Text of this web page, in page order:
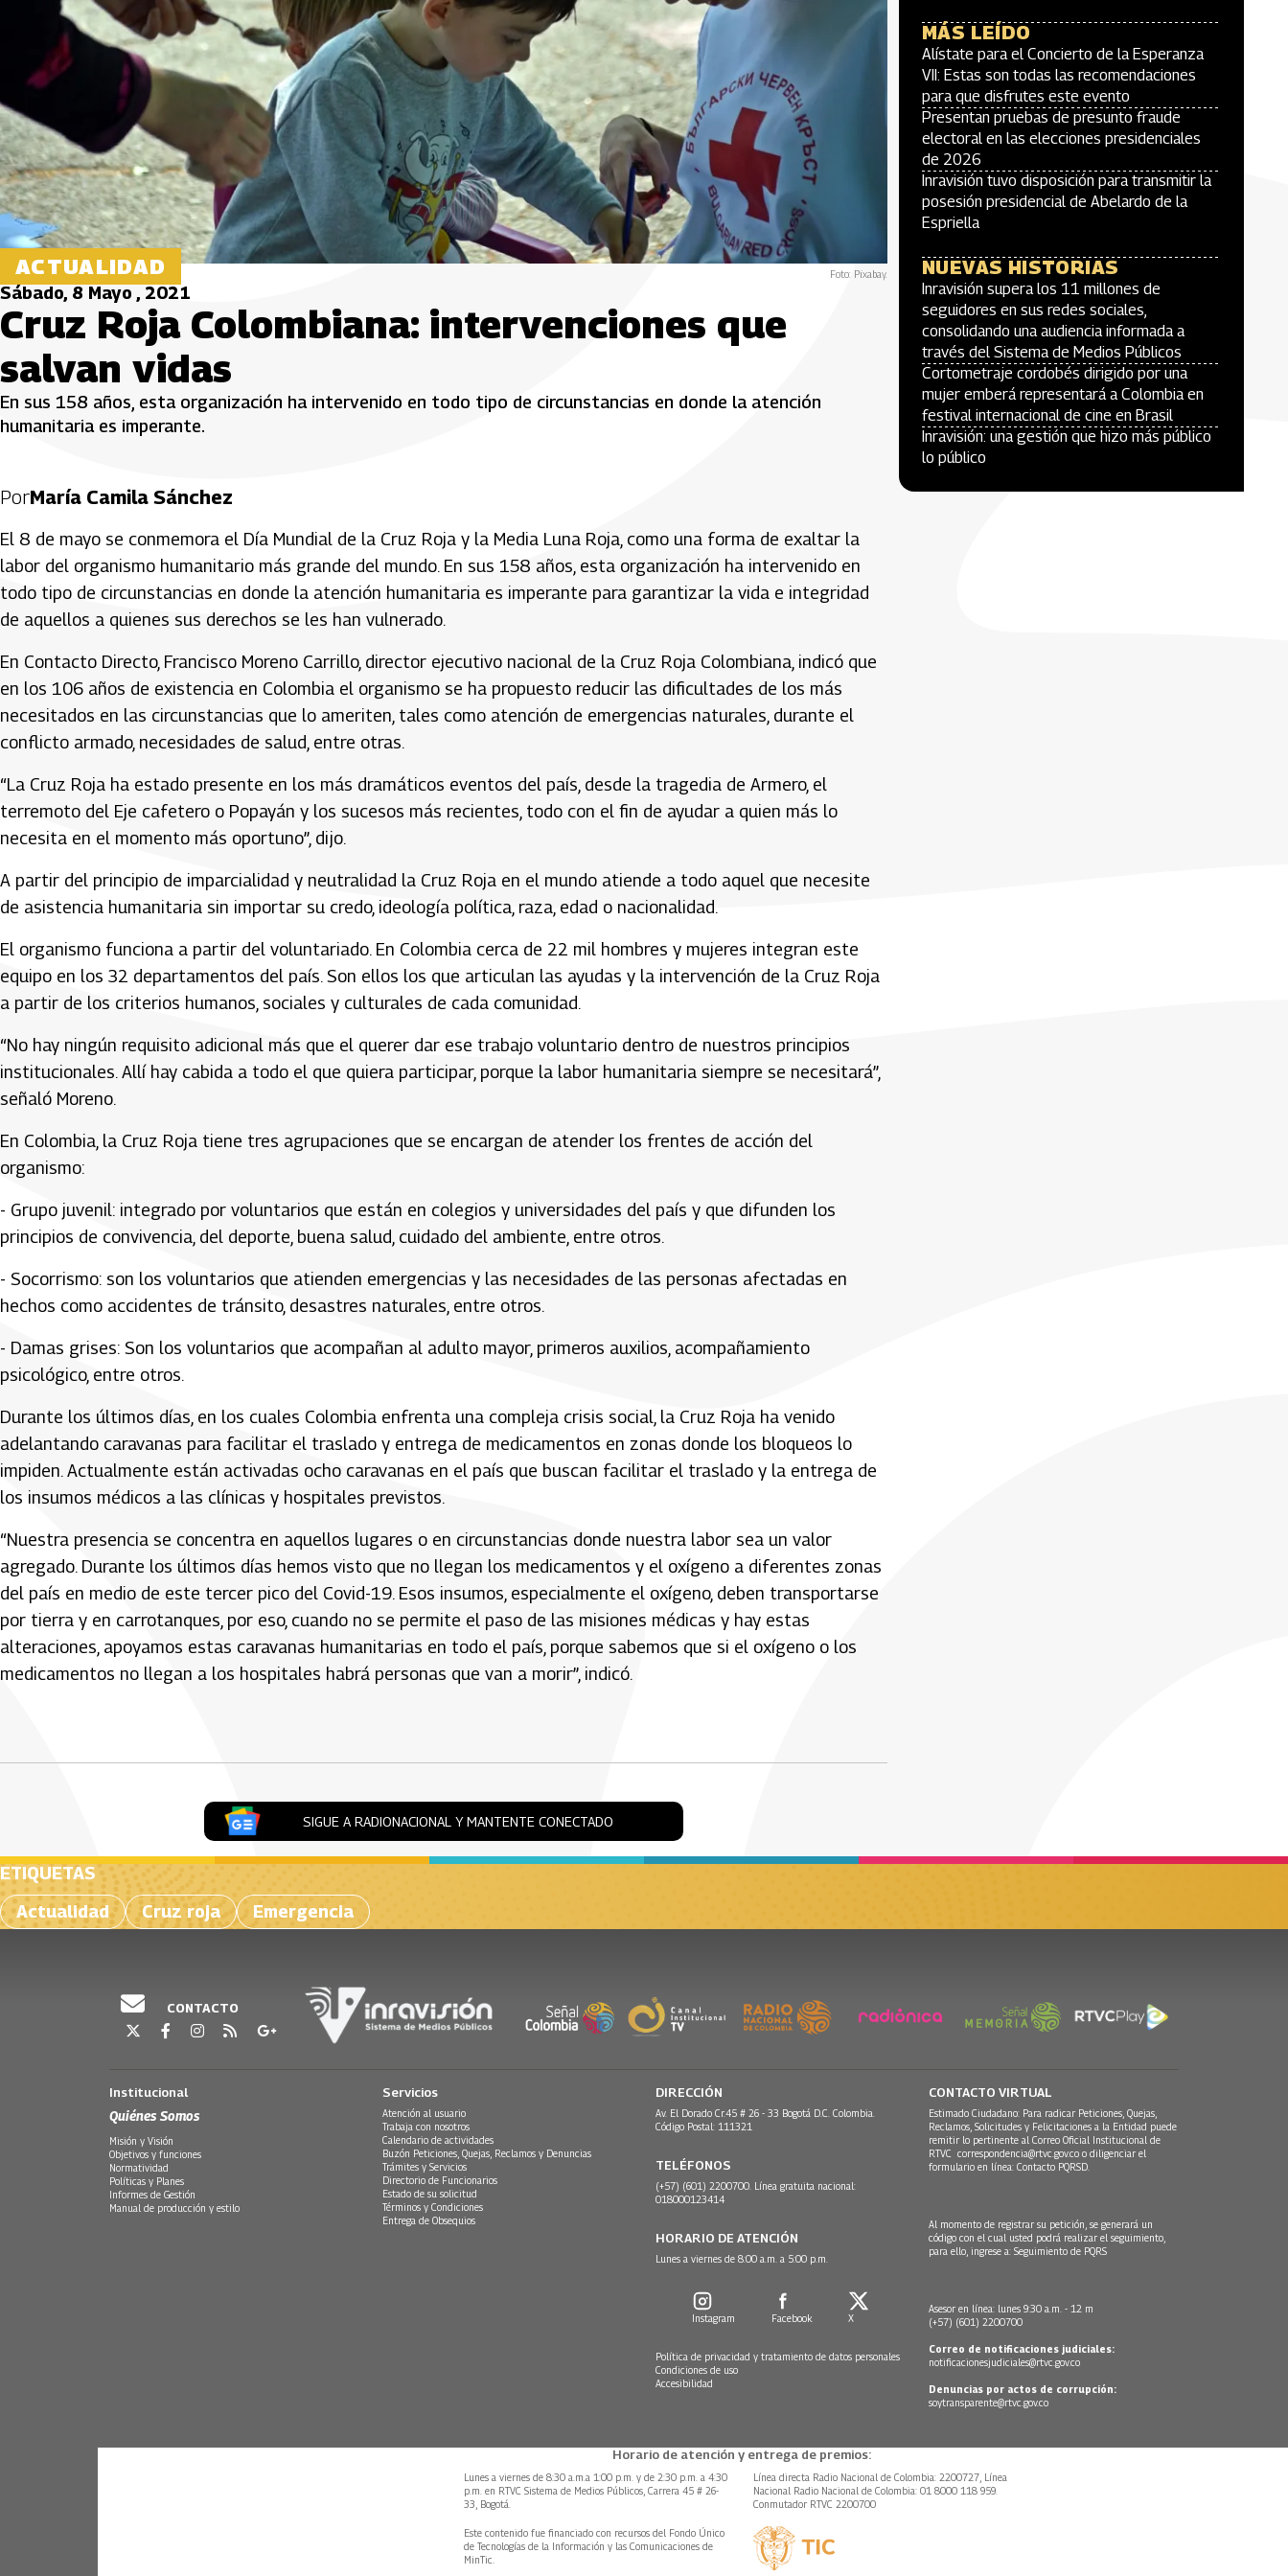
ACTUALIDAD Foto: Pixabay.
Sábado, 8 Mayo , 2021
Cruz Roja Colombiana: intervenciones que
salvan vidas
En sus 158 años, esta organización ha intervenido en todo tipo de circunstancias en donde la atención
humanitaria es imperante.
PorMaría Camila Sánchez
El 8 de mayo se conmemora el Día Mundial de la Cruz Roja y la Media Luna Roja, como una forma de exaltar la
labor del organismo humanitario más grande del mundo. En sus 158 años, esta organización ha intervenido en
todo tipo de circunstancias en donde la atención humanitaria es imperante para garantizar la vida e integridad
de aquellos a quienes sus derechos se les han vulnerado.
En Contacto Directo, Francisco Moreno Carrillo, director ejecutivo nacional de la Cruz Roja Colombiana, indicó que
en los 106 años de existencia en Colombia el organismo se ha propuesto reducir las dificultades de los más
necesitados en las circunstancias que lo ameriten, tales como atención de emergencias naturales, durante el
conflicto armado, necesidades de salud, entre otras.
“La Cruz Roja ha estado presente en los más dramáticos eventos del país, desde la tragedia de Armero, el
terremoto del Eje cafetero o Popayán y los sucesos más recientes, todo con el fin de ayudar a quien más lo
necesita en el momento más oportuno”, dijo.
A partir del principio de imparcialidad y neutralidad la Cruz Roja en el mundo atiende a todo aquel que necesite
de asistencia humanitaria sin importar su credo, ideología política, raza, edad o nacionalidad.
El organismo funciona a partir del voluntariado. En Colombia cerca de 22 mil hombres y mujeres integran este
equipo en los 32 departamentos del país. Son ellos los que articulan las ayudas y la intervención de la Cruz Roja
a partir de los criterios humanos, sociales y culturales de cada comunidad.
“No hay ningún requisito adicional más que el querer dar ese trabajo voluntario dentro de nuestros principios
institucionales. Allí hay cabida a todo el que quiera participar, porque la labor humanitaria siempre se necesitará”,
señaló Moreno.
En Colombia, la Cruz Roja tiene tres agrupaciones que se encargan de atender los frentes de acción del
organismo:
- Grupo juvenil: integrado por voluntarios que están en colegios y universidades del país y que difunden los
principios de convivencia, del deporte, buena salud, cuidado del ambiente, entre otros.
- Socorrismo: son los voluntarios que atienden emergencias y las necesidades de las personas afectadas en
hechos como accidentes de tránsito, desastres naturales, entre otros.
- Damas grises: Son los voluntarios que acompañan al adulto mayor, primeros auxilios, acompañamiento
psicológico, entre otros.
Durante los últimos días, en los cuales Colombia enfrenta una compleja crisis social, la Cruz Roja ha venido
adelantando caravanas para facilitar el traslado y entrega de medicamentos en zonas donde los bloqueos lo
impiden. Actualmente están activadas ocho caravanas en el país que buscan facilitar el traslado y la entrega de
los insumos médicos a las clínicas y hospitales previstos.
“Nuestra presencia se concentra en aquellos lugares o en circunstancias donde nuestra labor sea un valor
agregado. Durante los últimos días hemos visto que no llegan los medicamentos y el oxígeno a diferentes zonas
del país en medio de este tercer pico del Covid-19. Esos insumos, especialmente el oxígeno, deben transportarse
por tierra y en carrotanques, por eso, cuando no se permite el paso de las misiones médicas y hay estas
alteraciones, apoyamos estas caravanas humanitarias en todo el país, porque sabemos que si el oxígeno o los
medicamentos no llegan a los hospitales habrá personas que van a morir”, indicó.
SIGUE A RADIONACIONAL Y MANTENTE CONECTADO
MÁS LEÍDO
Alístate para el Concierto de la Esperanza
VII: Estas son todas las recomendaciones
para que disfrutes este evento
Presentan pruebas de presunto fraude
electoral en las elecciones presidenciales
de 2026
Inravisión tuvo disposición para transmitir la
posesión presidencial de Abelardo de la
Espriella
NUEVAS HISTORIAS
Inravisión supera los 11 millones de
seguidores en sus redes sociales,
consolidando una audiencia informada a
través del Sistema de Medios Públicos
Cortometraje cordobés dirigido por una
mujer emberá representará a Colombia en
festival internacional de cine en Brasil
Inravisión: una gestión que hizo más público
lo público
ETIQUETAS
Actualidad
Cruz roja Emergencia
CONTACTO
Institucional
Quiénes Somos
Misión y Visión
Objetivos y funciones
Normatividad
Políticas y Planes
Informes de Gestión
Manual de producción y estilo
Servicios
Atención al usuario
Trabaja con nosotros
Calendario de actividades
Buzón Peticiones, Quejas, Reclamos y Denuncias
Trámites y Servicios
Directorio de Funcionarios
Estado de su solicitud
Términos y Condiciones
Entrega de Obsequios
DIRECCIÓN
Av. El Dorado Cr.45 # 26 - 33 Bogotá D.C. Colombia.
Código Postal: 111321
TELÉFONOS
(+57) (601) 2200700. Línea gratuita nacional:
018000123414
HORARIO DE ATENCIÓN
Lunes a viernes de 8:00 a.m. a 5:00 p.m.
Instagram Facebook X
Política de privacidad y tratamiento de datos personales
Condiciones de uso
Accesibilidad
CONTACTO VIRTUAL
Estimado Ciudadano: Para radicar Peticiones, Quejas,
Reclamos, Solicitudes y Felicitaciones a la Entidad puede
remitir lo pertinente al Correo Oficial Institucional de
RTVC correspondencia@rtvc.gov.co o diligenciar el
formulario en línea: Contacto PQRSD.
Al momento de registrar su petición, se generará un
código con el cual usted podrá realizar el seguimiento,
para ello, ingrese a: Seguimiento de PQRS
Asesor en línea: lunes 9:30 a.m. - 12 m
(+57) (601) 2200700
Correo de notificaciones judiciales:
notificacionesjudiciales@rtvc.gov.co
Denuncias por actos de corrupción:
soytransparente@rtvc.gov.co
Horario de atención y entrega de premios:
Lunes a viernes de 8:30 a.m.a 1:00 p.m. y de 2:30 p.m. a 4:30
p.m. en RTVC Sistema de Medios Públicos, Carrera 45 # 26-
33, Bogotá.
Línea directa Radio Nacional de Colombia: 2200727, Línea
Nacional Radio Nacional de Colombia: 01 8000 118 959.
Conmutador RTVC 2200700
Este contenido fue financiado con recursos del Fondo Único
de Tecnologías de la Información y las Comunicaciones de
MinTic.